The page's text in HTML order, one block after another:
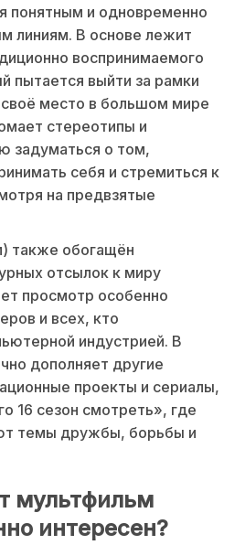
понятным и одновременно
линиям. В основе лежит
воспринимаемого
пытается выйти за рамки
своё место в большом мире
стереотипы и
задуматься о том,
себя и стремиться к
на предвзятые
также обогащён
отсылок к миру
просмотр особенно
и всех, кто
индустрией. В
дополняет другие
проекты и сериалы,
16 сезон смотреть», где
темы дружбы, борьбы и
мультфильм
интересен?